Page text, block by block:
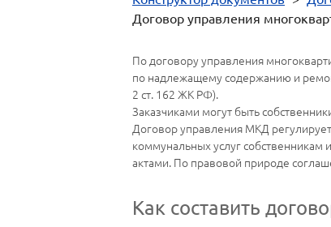
Договор управления
По договору управления
по надлежащему содержанию и
2 ст. 162 ЖК РФ).
Заказчиками могут быть
Договор управления МКД
коммунальных услуг
актами. По правовой природе
Как составить